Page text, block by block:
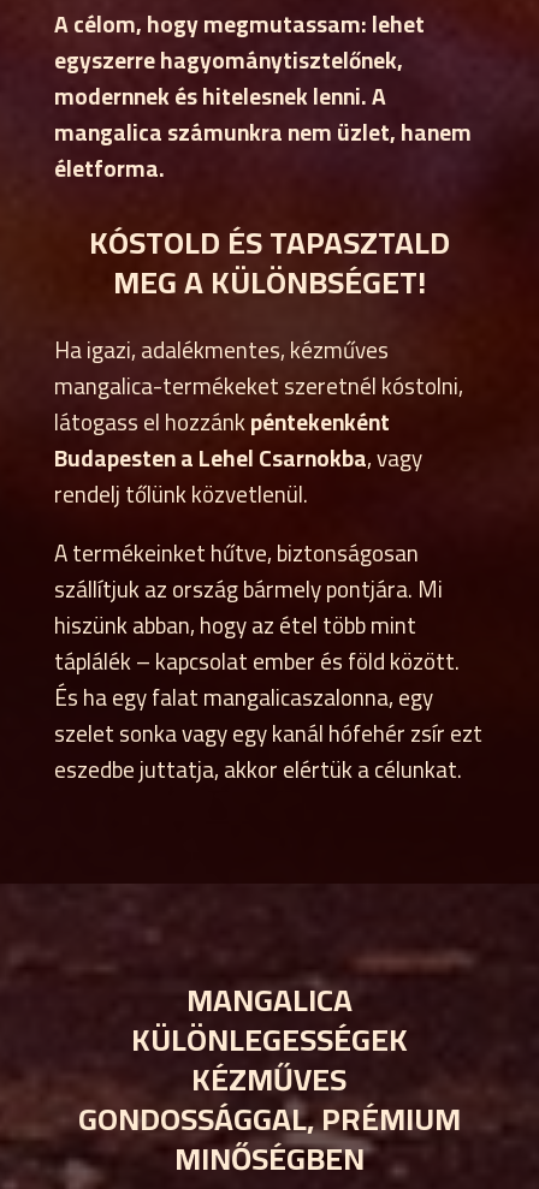
A célom, hogy megmutassam: lehet
egyszerre hagyománytisztelőnek,
modernnek és hitelesnek lenni. A
mangalica számunkra nem üzlet, hanem
életforma.
KÓSTOLD ÉS TAPASZTALD
MEG A KÜLÖNBSÉGET!
Ha igazi, adalékmentes, kézműves
mangalica-termékeket szeretnél kóstolni,
látogass el hozzánkpéntekenként
Budapesten a Lehel Csarnokba, vagy
rendelj tőlünk közvetlenül.
A termékeinket hűtve, biztonságosan
szállítjuk az ország bármely pontjára. Mi
hiszünk abban, hogy az étel több mint
táplálék – kapcsolat ember és föld között.
És ha egy falat mangalicaszalonna, egy
szelet sonka vagy egy kanál hófehér zsír ezt
eszedbe juttatja, akkor elértük a célunkat.
MANGALICA
KÜLÖNLEGESSÉGEK
KÉZMŰVES
GONDOSSÁGGAL, PRÉMIUM
MINŐSÉGBEN